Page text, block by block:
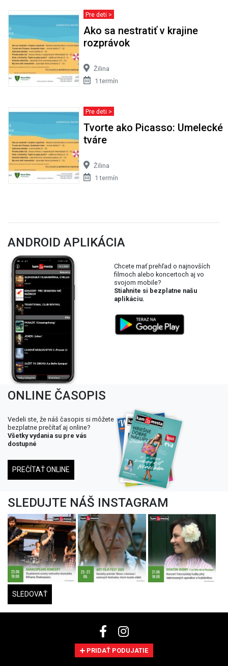
Pre deti >
Tvorte ako Picasso: Umelecké
tváre
Žilina
1 termín
ANDROID APLIKÁCIA
filmoch alebo koncertoch aj vo
ONLINE ČASOPIS
Vedeli ste, že náš časopis si môžete
bezplatne prečítať aj online?
Všetky vydania su pre vás
dostupné
PREČÍTAŤ ONLINE
SLEDUJTE NÁŠ INSTAGRAM
PRIDAŤ PODUJATIE
Kontakt Štatistiky Na stiahnutie Pridať podujatie
VOP a GDPR
©2026 Autorské práva sú vyhradené.
Brain:IT - Reliable IT solutions